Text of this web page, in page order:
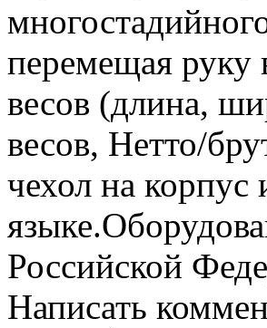
перемещая руку
весов (длина,
весов, Нетто/
чехол на
Российской
Написать